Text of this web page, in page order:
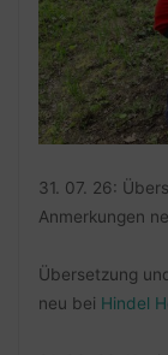
31. 07. 26:
Anmerkungen
Übersetzung
neu bei Hindel